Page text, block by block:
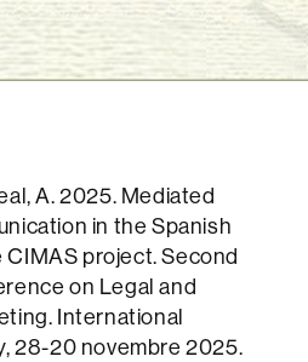
A. 2025. Mediated
in the Spanish
project. Second
on Legal and
International
28-20 novembre 2025.